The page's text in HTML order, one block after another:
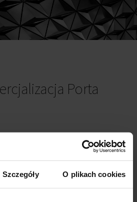
Szczegóły O plikach cookies
Porta
Elblągu powstaje nowoczesny obiekt
data zakończenia budowy
2024 roku, aczkolwiek już trwają
najemcami biurowca.